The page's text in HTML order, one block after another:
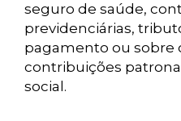
seguro de saúde,
previdenciárias,
pagamento ou sobre
contribuições
social.